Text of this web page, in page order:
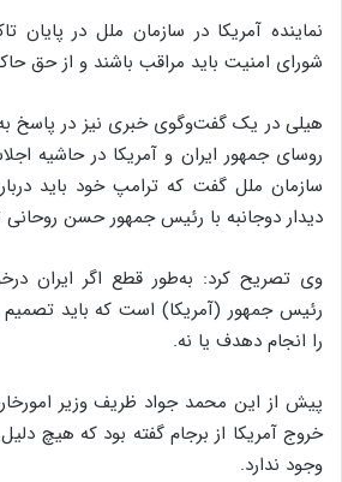
نماینده آمریکا در سازمان ملل در پایان
شورای امنیت باید مراقب باشند و از حق
هیلی در یک گفت‌وگوی خبری نیز در پاسخ
روسای جمهور ایران و آمریکا در حاشیه
سازمان ملل گفت که ترامپ خود باید
دیدار دوجانبه با رئیس جمهور حسن روحانی
وی تصریح کرد: به‌طور قطع اگر ایران
رئیس جمهور (آمریکا) است که باید تصمیم
را انجام دهدف یا نه.
پیش از این محمد جواد ظریف وزیر
خروج آمریکا از برجام گفته بود که هیچ
وجود ندارد.